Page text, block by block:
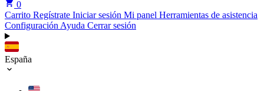
0
Carrito Regístrate Iniciar sesión Mi panel Herramientas de asistencia
Configuración Ayuda Cerrar sesión
España